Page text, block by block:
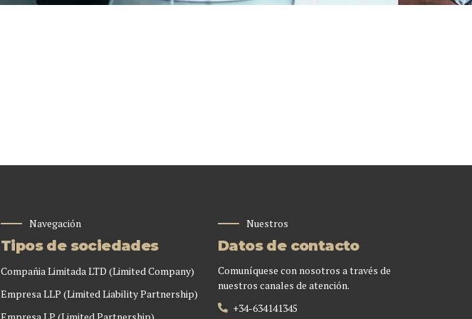
Navegación
Tipos de sociedades
Compañia Limitada LTD (Limited Company)
Empresa LLP (Limited Liability Partnership)
Nuestros
Datos de contacto
Comuníquese con nosotros a través de
nuestros canales de atención.
+34-634141345